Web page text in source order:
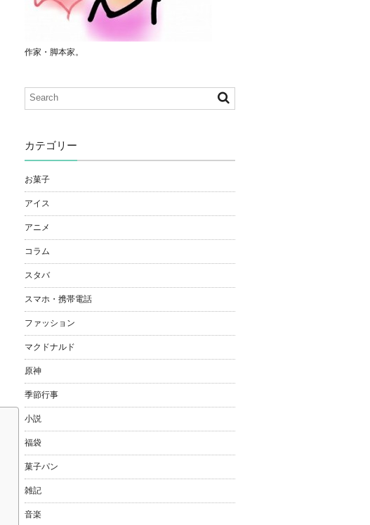
作家・脚本家。
カテゴリー
お菓子
アイス
アニメ
コラム
スタバ
スマホ・携帯電話
ファッション
マクドナルド
原神
季節行事
小説
福袋
菓子パン
雑記
音楽